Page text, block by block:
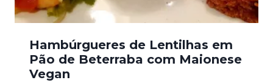
Hambúrgueres de Lentilhas em
Pão de Beterraba com Maionese
Vegan